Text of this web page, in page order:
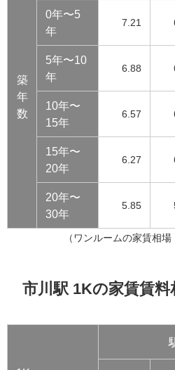
築
年
数
0年〜5
年
7.21
5年〜10
年
6.88
10年〜
15年
6.57
15年〜
20年
6.27
20年〜
30年
5.85
（ワンルームの家賃相場
市川駅 1Kの家賃賃料